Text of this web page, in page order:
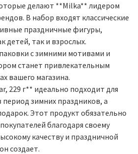
делают **Milka** лидером
В набор входят классические
праздничные фигуры,
детей, так и взрослых.
с зимними мотивами и
станет привлекательным
вашего магазина.
229 г** идеально подходит для
зимних праздников, а
Этот продукт обязательно
благодаря своему
качеству и праздничной
создает.